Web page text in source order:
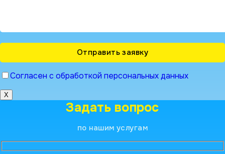
Согласен с обработкой персональных данных
X
Задать вопрос
по нашим услугам